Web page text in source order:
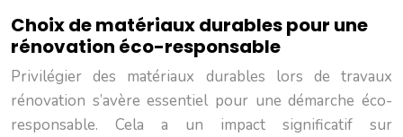
Choix de matériaux durables pour une
rénovation éco-responsable
Privilégier des matériaux durables lors de travaux
rénovation s’avère essentiel pour une démarche éco-
responsable. Cela a un impact significatif sur